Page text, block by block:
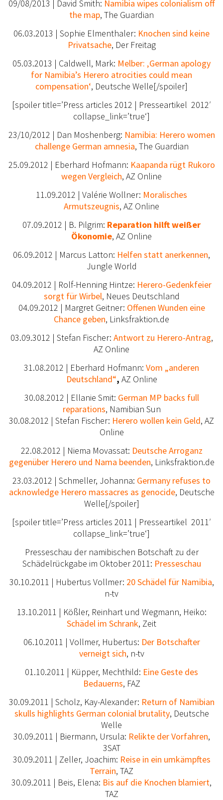
09/08/2013 | David Smith: Namibia wipes colonialism off
the map, The Guardian
06.03.2013 | Sophie Elmenthaler: Knochen sind keine
Privatsache, Der Freitag
05.03.2013 | Caldwell, Mark: Melber: ‚German apology
for Namibia’s Herero atrocities could mean
compensation‘, Deutsche Welle[/spoiler]
[spoiler title=’Press articles 2012 | Presseartikel 2012′
collapse_link=’true‘]
23/10/2012 | Dan Moshenberg: Namibia: Herero women
challenge German amnesia, The Guardian
25.09.2012 | Eberhard Hofmann: Kaapanda rügt Rukoro
wegen Vergleich, AZ Online
11.09.2012 | Valérie Wollner: Moralisches
Armutszeugnis, AZ Online
07.09.2012 | B. Pilgrim: Reparation hilft weißer
Ökonomie, AZ Online
06.09.2012 | Marcus Latton: Helfen statt anerkennen,
Jungle World
04.09.2012 | Rolf-Henning Hintze: Herero-Gedenkfeier
sorgt für Wirbel, Neues Deutschland
04.09.2012 | Margret Geitner: Offenen Wunden eine
Chance geben, Linksfraktion.de
03.09.3012 | Stefan Fischer: Antwort zu Herero-Antrag,
AZ Online
31.08.2012 | Eberhard Hofmann: Vom „anderen
Deutschland“, AZ Online
30.08.2012 | Ellanie Smit: German MP backs full
reparations, Namibian Sun
30.08.2012 | Stefan Fischer: Herero wollen kein Geld, AZ
Online
22.08.2012 | Niema Movassat: Deutsche Arroganz
gegenüber Herero und Nama beenden, Linksfraktion.de
23.03.2012 | Schmeller, Johanna: Germany refuses to
acknowledge Herero massacres as genocide, Deutsche
Welle[/spoiler]
[spoiler title=’Press articles 2011 | Presseartikel 2011′
collapse_link=’true‘]
Presseschau der namibischen Botschaft zu der
Schädelrückgabe im Oktober 2011: Presseschau
30.10.2011 | Hubertus Vollmer: 20 Schädel für Namibia,
n-tv
13.10.2011 | Kößler, Reinhart und Wegmann, Heiko:
Schädel im Schrank, Zeit
06.10.2011 | Vollmer, Hubertus: Der Botschafter
verneigt sich, n-tv
01.10.2011 | Küpper, Mechthild: Eine Geste des
Bedauerns, FAZ
30.09.2011 | Scholz, Kay-Alexander: Return of Namibian
skulls highlights German colonial brutality, Deutsche
Welle
30.09.2011 | Biermann, Ursula: Relikte der Vorfahren,
3SAT
30.09.2011 | Zeller, Joachim: Reise in ein umkämpftes
Terrain, TAZ
30.09.2011 | Beis, Elena: Bis auf die Knochen blamiert,
TAZ